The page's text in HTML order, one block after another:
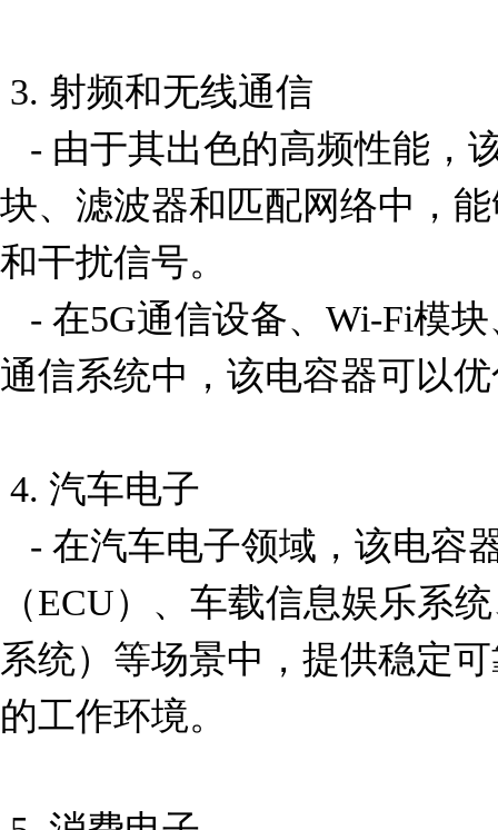
块、滤波器和匹配网络中，
和干扰信号。
通信系统中，该电容器可以
（ECU）、车载信息娱乐系
系统）等场景中，提供稳定
的工作环境。